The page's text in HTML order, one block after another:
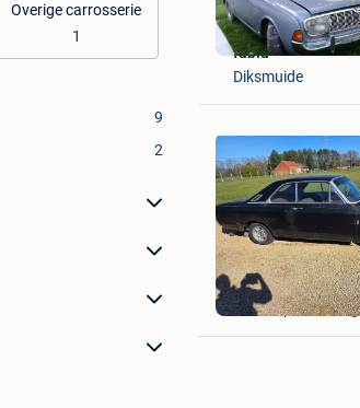
Overige carrosserie
1
9
2
fabia
Diksmuide
Brent huygels
Heist-Op-Den-Berg